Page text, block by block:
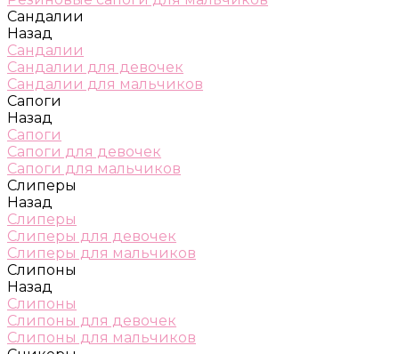
Сандалии
Назад
Сандалии
Сандалии для девочек
Сандалии для мальчиков
Сапоги
Назад
Сапоги
Сапоги для девочек
Сапоги для мальчиков
Слиперы
Назад
Слиперы
Слиперы для девочек
Слиперы для мальчиков
Слипоны
Назад
Слипоны
Слипоны для девочек
Слипоны для мальчиков